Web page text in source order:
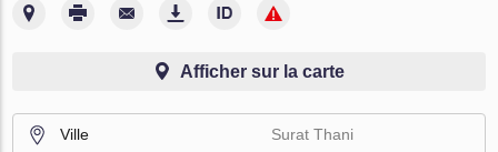
Afficher sur la carte
Ville
Surat Thani